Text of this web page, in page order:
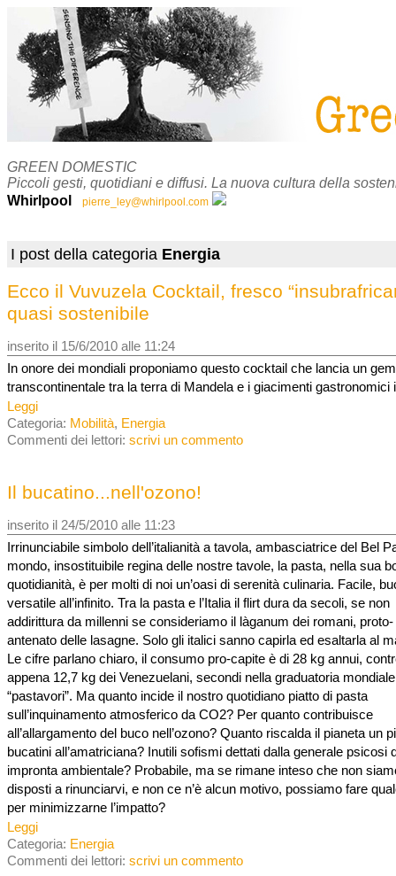
GREEN DOMESTIC
Piccoli gesti, quotidiani e diffusi. La nuova cultura della
Whirlpool
pierre_ley@whirlpool.com
I post della categoria Energia
Ecco il Vuvuzela Cocktail, fresco
quasi sostenibile
inserito il 15/6/2010 alle 11:24
In onore dei mondiali proponiamo questo cocktail che lancia un
transcontinentale tra la terra di Mandela e i giacimenti gastronomici
Leggi
Categoria: Mobilità, Energia
Commenti dei lettori: scrivi un commento
Il bucatino...nell'ozono!
inserito il 24/5/2010 alle 11:23
Irrinunciabile simbolo dell’italianità a tavola, ambasciatrice del Bel
mondo, insostituibile regina delle nostre tavole, la pasta, nella sua
quotidianità, è per molti di noi un’oasi di serenità culinaria. Facile,
versatile all’infinito. Tra la pasta e l’Italia il flirt dura da secoli, se non
addirittura da millenni se consideriamo il làganum dei romani, proto-
antenato delle lasagne. Solo gli italici sanno capirla ed esaltarla al
Le cifre parlano chiaro, il consumo pro-capite è di 28 kg annui,
appena 12,7 kg dei Venezuelani, secondi nella graduatoria
“pastavori”. Ma quanto incide il nostro quotidiano piatto di pasta
sull’inquinamento atmosferico da CO2? Per quanto contribuisce
all’allargamento del buco nell’ozono? Quanto riscalda il pianeta un
bucatini all’amatriciana? Inutili sofismi dettati dalla generale psicosi
impronta ambientale? Probabile, ma se rimane inteso che non
disposti a rinunciarvi, e non ce n’è alcun motivo, possiamo fare
per minimizzarne l’impatto?
Leggi
Categoria: Energia
Commenti dei lettori: scrivi un commento